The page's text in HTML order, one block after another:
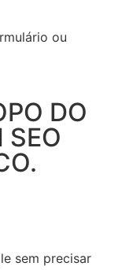
ou
DO
SEO
sem precisar